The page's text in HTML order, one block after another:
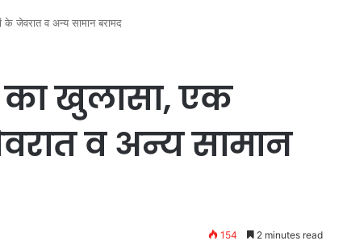
के जेवरात व अन्य सामान बरामद
का खुलासा, एक
व अन्य सामान
154 2 minutes read